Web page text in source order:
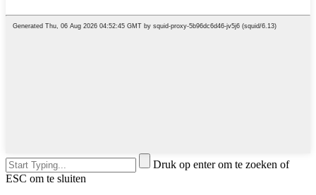
Druk op enter om te zoeken of
ESC om te sluiten